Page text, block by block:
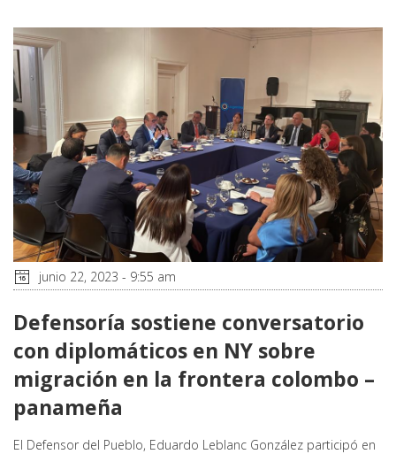
junio 22, 2023 - 9:55 am
Defensoría sostiene conversatorio
con diplomáticos en NY sobre
migración en la frontera colombo –
panameña
El Defensor del Pueblo, Eduardo Leblanc González participó en